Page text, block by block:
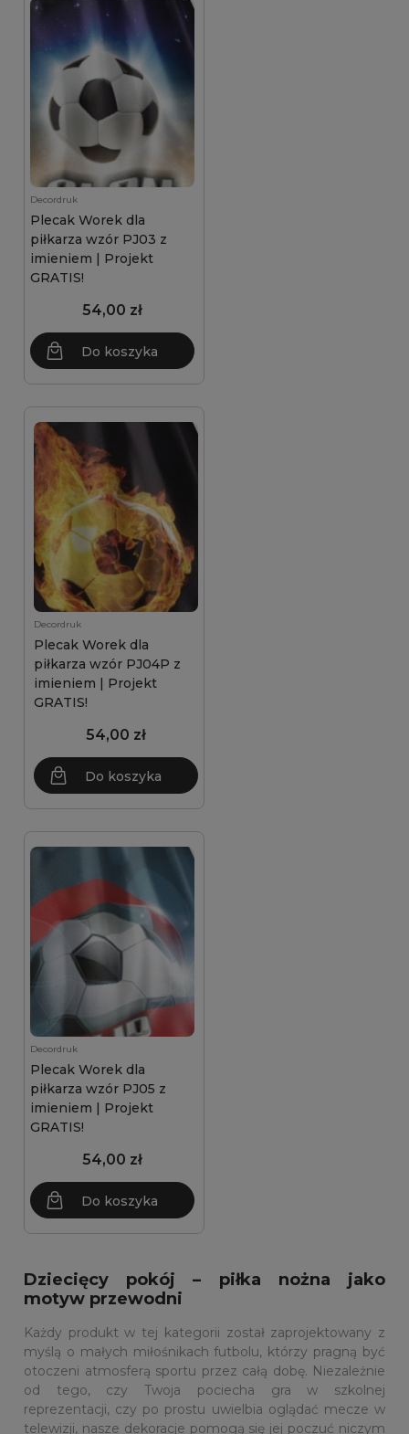
Decordruk
Plecak Worek dla
piłkarza wzór PJ03 z
imieniem | Projekt
GRATIS!
54,00 zł
Do koszyka
Decordruk
Plecak Worek dla
piłkarza wzór PJ04P z
imieniem | Projekt
GRATIS!
54,00 zł
Do koszyka
Decordruk
Plecak Worek dla
piłkarza wzór PJ05 z
imieniem | Projekt
GRATIS!
54,00 zł
Do koszyka
Dziecięcy pokój – piłka nożna jako
motyw przewodni
Każdy produkt w tej kategorii został zaprojektowany z
myślą o małych miłośnikach futbolu, którzy pragną być
otoczeni atmosferą sportu przez całą dobę. Niezależnie
od tego, czy Twoja pociecha gra w szkolnej
reprezentacji, czy po prostu uwielbia oglądać mecze w
telewizji, nasze dekoracje pomogą się jej poczuć niczym